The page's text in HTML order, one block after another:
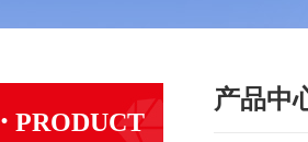
· PRODUCT
产品中